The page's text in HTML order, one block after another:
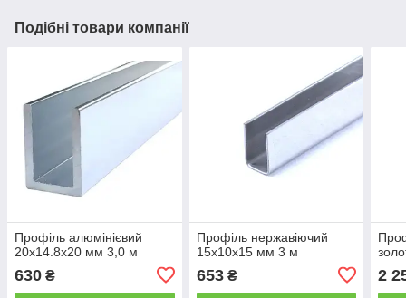
Подібні товари компанії
Профіль алюмінієвий
20x14.8x20 мм 3,0 м
630 ₴
Профіль нержавіючий
15х10х15 мм 3 м
653₴ 2